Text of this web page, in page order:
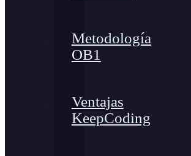
Metodología
OB1
Ventajas
KeepCoding